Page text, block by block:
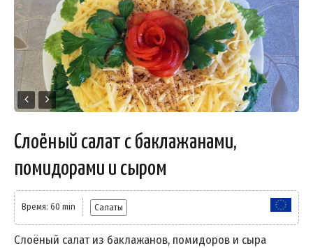
Слоёный салат с баклажанами,
помидорами и сыром
Время: 60 min Салаты
Слоёный салат из баклажанов, помидоров и сыра